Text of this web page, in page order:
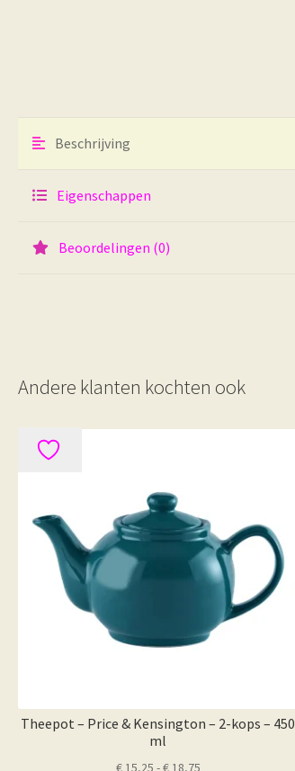
Beschrijving
Eigenschappen
Beoordelingen (0)
Andere klanten kochten ook
Theepot – Price & Kensington – 2-kops – 450
ml
€15,25 -€18,75Prijsklasse: